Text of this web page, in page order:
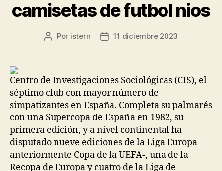
camisetas de futbol nios
Autor
Por istern
Fecha11 diciembre 2023
Centro de Investigaciones Sociológicas (CIS), el
séptimo club con mayor número de
simpatizantes en España. Completa su palmarés
con una Supercopa de España en 1982, su
primera edición, y a nivel continental ha
disputado nueve ediciones de la Liga Europa -
anteriormente Copa de la UEFA-, una de la
Recopa de Europa y cuatro de la Liga de